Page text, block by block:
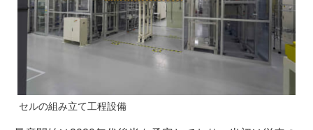
セルの組み立て工程設備